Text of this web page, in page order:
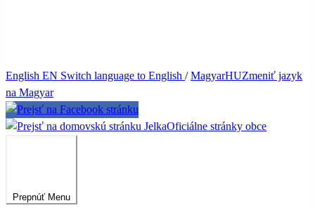
English EN Switch language to English /MagyarHUZmeniť jazyk
na Magyar
JelkaOficiálne stránky obce
Prepnúť Menu